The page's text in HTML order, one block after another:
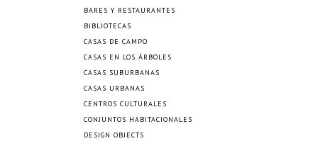
BARES Y RESTAURANTES
BIBLIOTECAS
CASAS DE CAMPO
CASAS EN LOS ÁRBOLES
CASAS SUBURBANAS
CASAS URBANAS
CENTROS CULTURALES
CONJUNTOS HABITACIONALES
DESIGN OBJECTS